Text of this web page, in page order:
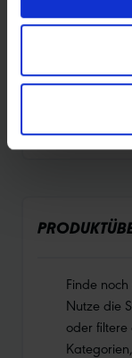
PROTECTION
Finde
Nutze die
oder filtere